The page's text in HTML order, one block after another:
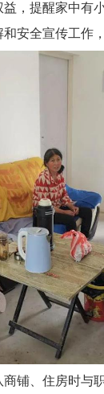
，提醒家中
安全宣传工作，
铺、住房时